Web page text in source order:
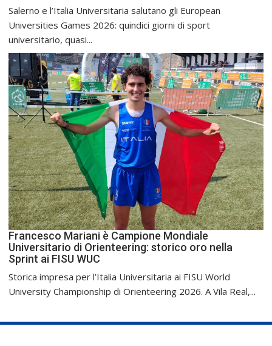
Salerno e l’Italia Universitaria salutano gli European
Universities Games 2026: quindici giorni di sport
universitario, quasi...
Francesco Mariani è Campione Mondiale
Universitario di Orienteering: storico oro nella
Sprint ai FISU WUC
Storica impresa per l’Italia Universitaria ai FISU World
University Championship di Orienteering 2026. A Vila Real,...